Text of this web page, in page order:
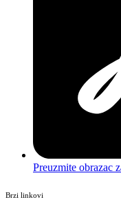
Preuzmite obrazac
Brzi linkovi